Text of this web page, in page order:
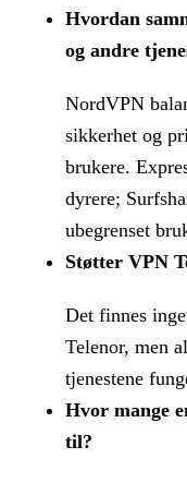
Hvordan
og andre
NordVPN
sikkerhet og
brukere.
dyrere;
ubegrenset
Støtter VPN
Det finnes
Telenor, men
tjenestene
Hvor mange
til?